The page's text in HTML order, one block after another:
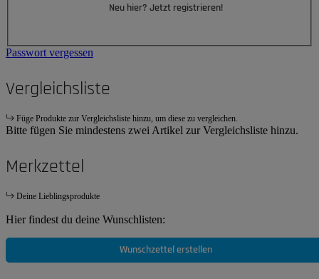
Neu hier? Jetzt registrieren!
Passwort vergessen
Vergleichsliste
Füge Produkte zur Vergleichsliste hinzu, um diese zu vergleichen.
Bitte fügen Sie mindestens zwei Artikel zur Vergleichsliste hinzu.
Merkzettel
Deine Lieblingsprodukte
Hier findest du deine Wunschlisten:
Wunschzettel erstellen